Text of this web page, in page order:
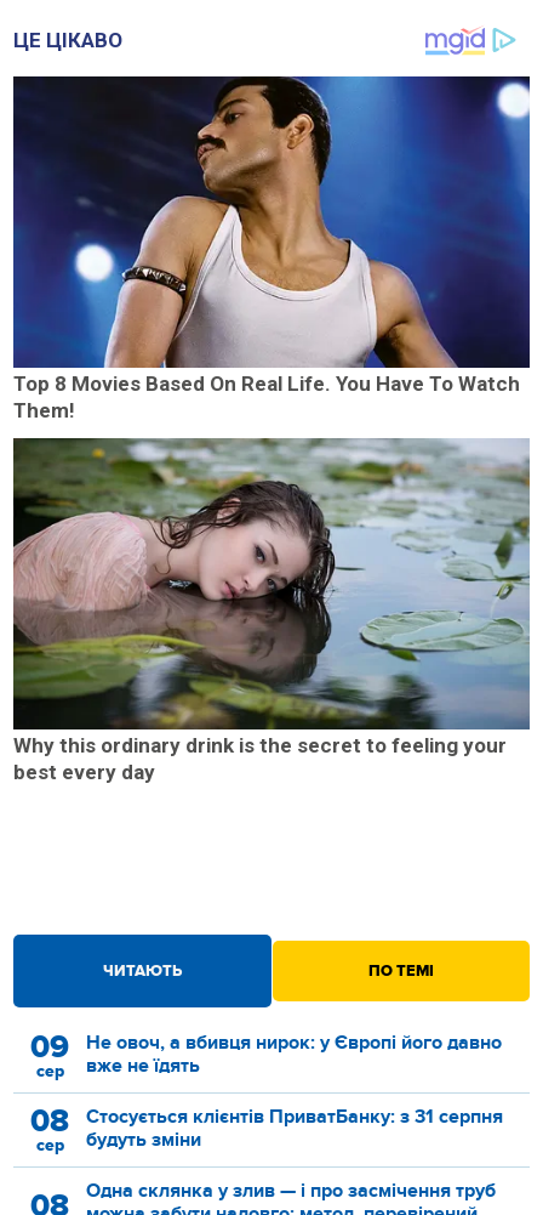
ЧИТАЮТЬ ПО ТЕМІ
09
сер
Не овоч, а вбивця нирок: у Європі його давно
вже не їдять
08
сер
Стосується клієнтів ПриватБанку: з 31 серпня
будуть зміни
08
Одна склянка у злив — і про засмічення труб
ЦЕ ЦІКАВО
Top 8 Movies Based On Real Life. You Have To Watch
Them!
Why this ordinary drink is the secret to feeling your
best every day